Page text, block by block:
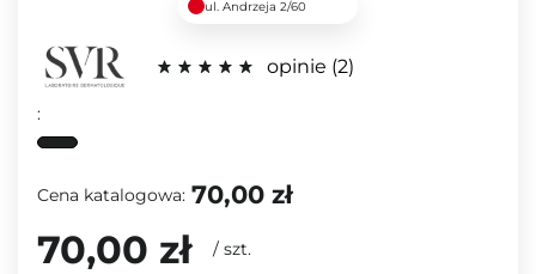
ul. Andrzeja 2/60
opinie 2
:
Cena katalogowa: 70,00 zł
70,00 zł / szt.